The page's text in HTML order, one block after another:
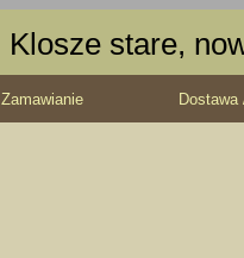
Klosze stare,
Zamawianie